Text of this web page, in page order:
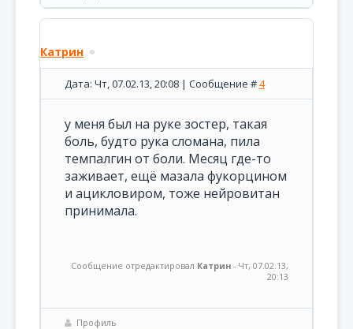
Катрин
Дата: Чт, 07.02.13, 20:08 | Сообщение #4
у меня был на руке зостер, такая
боль, будто рука сломана, пила
темпалгин от боли. Месяц где-то
заживает, ещё мазала фукорцином
и ацикловиром, тоже нейровитан
принимала.
Сообщение отредактировал Катрин - Чт, 07.02.13,
20:13
Профиль